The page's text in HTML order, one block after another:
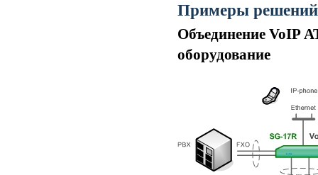
Примеры решений
Объединение VoIP
оборудование